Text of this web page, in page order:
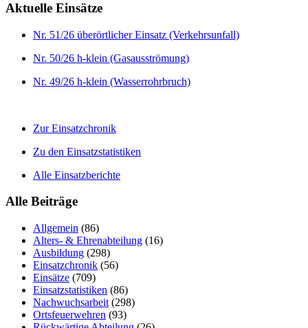
Aktuelle Einsätze
Nr. 51/26 überörtlicher Einsatz (Verkehrsunfall)
Nr. 50/26 h-klein (Gasausströmung)
Nr. 49/26 h-klein (Wasserrohrbruch)
Zur Einsatzchronik
Zu den Einsatzstatistiken
Alle Einsatzberichte
Alle Beiträge
Allgemein (86)
Alters- & Ehrenabteilung (16)
Ausbildung (298)
Einsatzchronik (56)
Einsätze (709)
Einsatzstatistiken (86)
Nachwuchsarbeit (298)
Ortsfeuerwehren (93)